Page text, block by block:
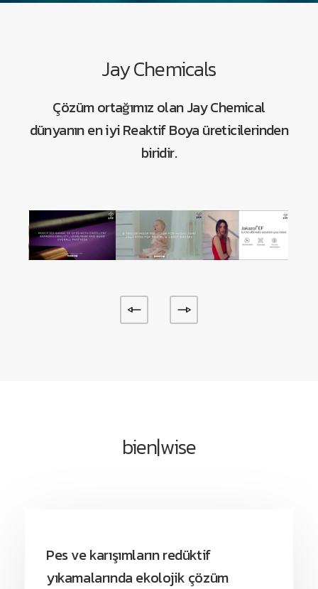
Jay Chemicals
Çözüm ortağımız olan Jay Chemical
dünyanın en iyi Reaktif Boya üreticilerinden
biridir.
bien|wise
Pes ve karışımların redüktif
yıkamalarında ekolojik çözüm